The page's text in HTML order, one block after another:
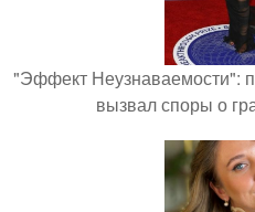
"Эффект Неузнаваемости":
вызвал споры о